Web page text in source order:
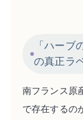
「ハーブ
の真正ラ
南フランス原
で存在するの